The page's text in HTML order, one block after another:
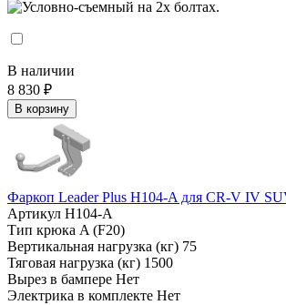
В наличии
8 830 ₽
В корзину
Фаркоп Leader Plus H104-A для CR-V IV
Артикул H104-A
Тип крюка A (F20)
Вертикальная нагрузка (кг) 75
Тяговая нагрузка (кг) 1500
Вырез в бампере Нет
Электрика в комплекте Нет